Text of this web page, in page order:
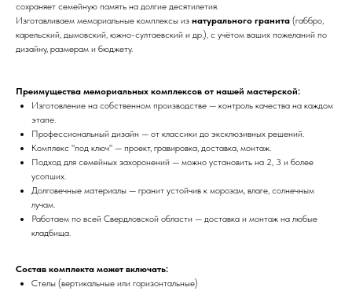
сохраняет семейную память на долгие десятилетия.
Изготавливаем мемориальные комплексы из натурального гранита (габбро,
карельский, дымовский, южно-султаевский и др.), с учётом ваших пожеланий по
дизайну, размерам и бюджету.
Преимущества мемориальных комплексов от нашей мастерской:
Изготовление на собственном производстве — контроль качества на каждом
этапе.
Профессиональный дизайн — от классики до эксклюзивных решений.
Комплекс "под ключ" — проект, гравировка, доставка, монтаж.
Подход для семейных захоронений — можно установить на 2, 3 и более
усопших.
Долговечные материалы — гранит устойчив к морозам, влаге, солнечным
лучам.
Работаем по всей Свердловской области — доставка и монтаж на любые
кладбища.
Состав комплекта может включать:
Стелы (вертикальные или горизонтальные)